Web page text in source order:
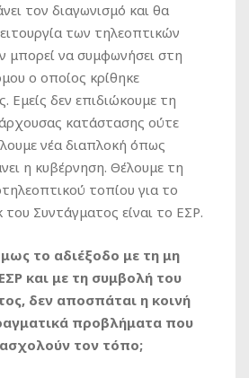
τον διαγωνισμό και θα
των τηλεοπτικών
να συμφωνήσει στη
ο οποίος κρίθηκε
Εμείς δεν επιδιώκουμε τη
κατάστασης ούτε
νέα διαπλοκή όπως
η κυβέρνηση. Θέλουμε τη
τοπίου για το
Συντάγματος είναι το ΕΣΡ.
το αδιέξοδο με τη μη
και με τη συμβολή του
δεν αποσπάται η κοινή
προβλήματα που
τον τόπο;